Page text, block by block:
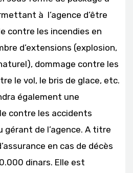
à l’agence d’être
contre les incendies en
d’extensions (explosion,
dommage contre les
le vol, le bris de glace, etc.
également une
contre les accidents
gérant de l’agence. A titre
en cas de décès
dinars. Elle est